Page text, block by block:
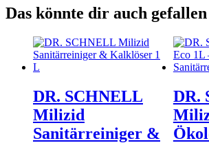
Das könnte dir auch
DR. SCHNELL
Milizid
Sanitärreiniger &
DR.